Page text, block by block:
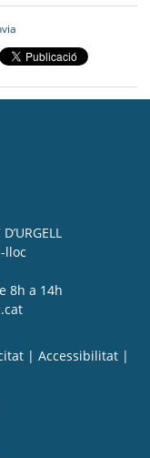
lloc
8h a 14h
| Accessibilitat |